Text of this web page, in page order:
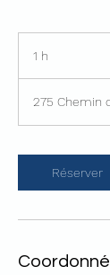
1 h
275 Chemin
Réserver